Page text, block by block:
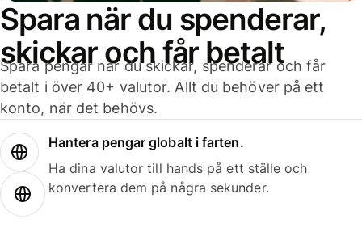
Spara när du spenderar,
skickar och får betalt
Spara pengar när du skickar, spenderar och får
betalt i över 40+ valutor. Allt du behöver på ett
konto, när det behövs.
Hantera pengar globalt i farten.
Ha dina valutor till hands på ett ställe och
konvertera dem på några sekunder.